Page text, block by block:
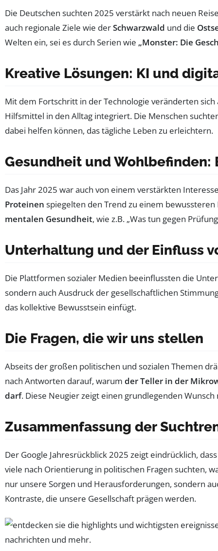
Die Deutschen suchten 2025 verstärkt nach neuen
auch regionale Ziele wie derSchwarzwald und die
Welten ein, sei es durch Serien wie „Monster: Die
Kreative Lösungen: KI und
Mit dem Fortschritt in der Technologie veränderten
Hilfsmittel in den Alltag integriert. Die Menschen
dabei helfen können, das tägliche Leben zu erleichtern.
Gesundheit und Wohlbefinden:
Das Jahr 2025 war auch von einem verstärkten
Proteinen spiegelten den Trend zu einem
mentalen Gesundheit, wie z.B. „Was tun gegen
Unterhaltung und der Einfluss
Die Plattformen sozialer Medien beeinflussten die
sondern auch Ausdruck der gesellschaftlichen
das kollektive Bewusstsein einfügt.
Die Fragen, die wir uns stellen
Abseits der großen politischen und sozialen Themen
nach Antworten darauf, warum der Teller in der
darf. Diese Neugier zeigt einen grundlegenden
Zusammenfassung der
Der Google Jahresrückblick 2025 zeigt eindrücklich,
viele nach Orientierung in politischen Fragen suchten,
nur unsere Sorgen und Herausforderungen, sondern
Kontraste, die unsere Gesellschaft prägen werden.